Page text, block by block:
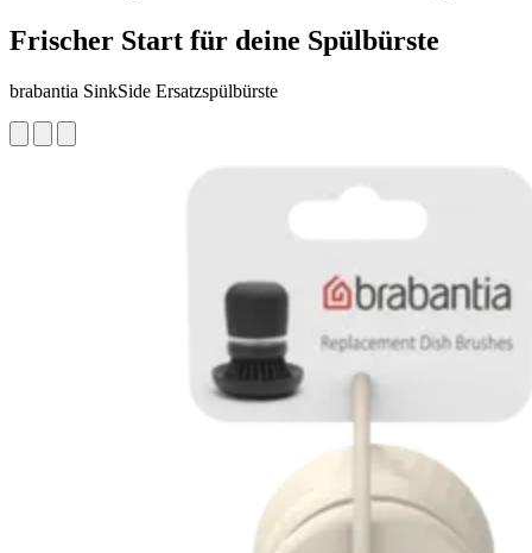
Frischer Start für deine Spülbürste
brabantia SinkSide Ersatzspülbürste